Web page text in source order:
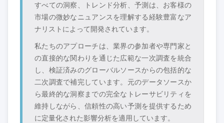
すべての洞察、トレンド分析、予測は、お客様の
市場の微妙なニュアンスを理解する経験豊富なア
ナリストによって開発されています。
私たちのアプローチは、業界の参加者や専門家と
の直接的な関わりを通じた広範な一次調査を統合
し、検証済みのグローバルソースからの包括的な
二次調査で補完しています。元のデータソースか
ら最終的な洞察までの完全なトレーサビリティを
維持しながら、信頼性の高い予測を提供するため
に定量化された影響分析を適用しています。